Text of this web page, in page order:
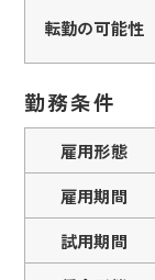
転勤の可能性
勤務条件
雇用形態
雇用期間
試用期間